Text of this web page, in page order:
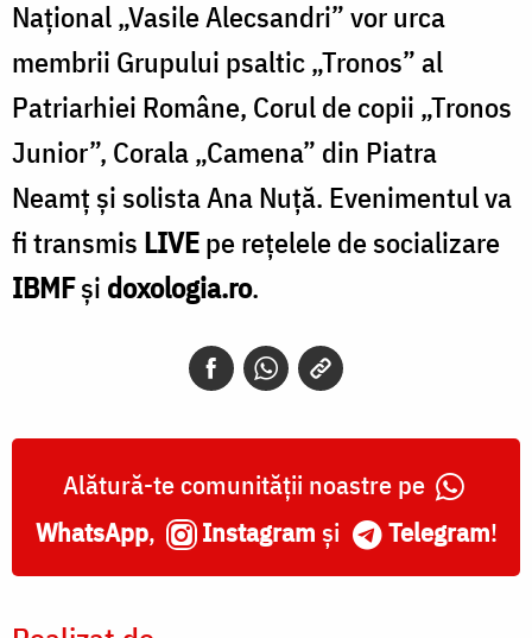
Național „Vasile Alecsandri” vor urca
membrii Grupului psaltic „Tronos” al
Patriarhiei Române, Corul de copii „Tronos
Junior”, Corala „Camena” din Piatra
Neamț și solista Ana Nuță. Evenimentul va
fi transmis LIVEpe rețelele de socializare
IBMFși doxologia.ro.
Alătură-te comunității noastre pe
WhatsApp, Instagram și Telegram!